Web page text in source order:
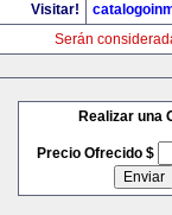
Visitar!
Serán
Realizar una
Precio Ofrecido $